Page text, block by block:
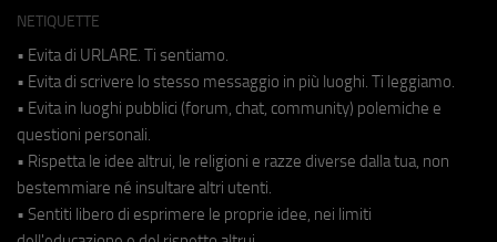
NETIQUETTE
• Evita di URLARE. Ti sentiamo.
• Evita di scrivere lo stesso messaggio in più luoghi. Ti leggiamo.
• Evita in luoghi pubblici (forum, chat, community) polemiche e
questioni personali.
• Rispetta le idee altrui, le religioni e razze diverse dalla tua, non
bestemmiare né insultare altri utenti.
• Sentiti libero di esprimere le proprie idee, nei limiti